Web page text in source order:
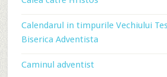
Calendarul in timpurile Vechiului
Biserica Adventista
Caminul adventist